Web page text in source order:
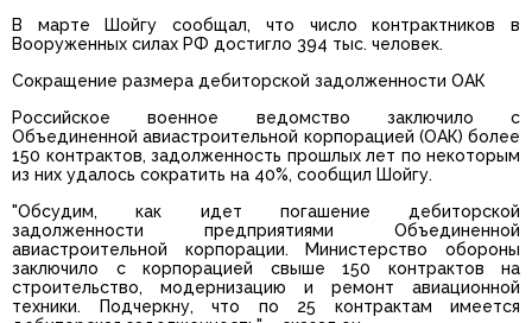
В марте Шойгу сообщал, что число контрактников в
Вооруженных силах РФ достигло 394 тыс. человек.
Сокращение размера дебиторской задолженности ОАК
Российское военное ведомство заключило с
Объединенной авиастроительной корпорацией (ОАК) более
150 контрактов, задолженность прошлых лет по некоторым
из них удалось сократить на 40%, сообщил Шойгу.
"Обсудим, как идет погашение дебиторской
задолженности предприятиями Объединенной
авиастроительной корпорации. Министерство обороны
заключило с корпорацией свыше 150 контрактов на
строительство, модернизацию и ремонт авиационной
техники. Подчеркну, что по 25 контрактам имеется